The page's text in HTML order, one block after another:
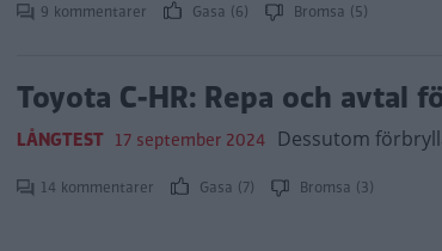
9 kommentarer Gasa (6) Bromsa (5)
Toyota C-HR: Repa och avtal
LÅNGTEST 17 september 2024 Dessutom
14 kommentarer Gasa (7) Bromsa (3)